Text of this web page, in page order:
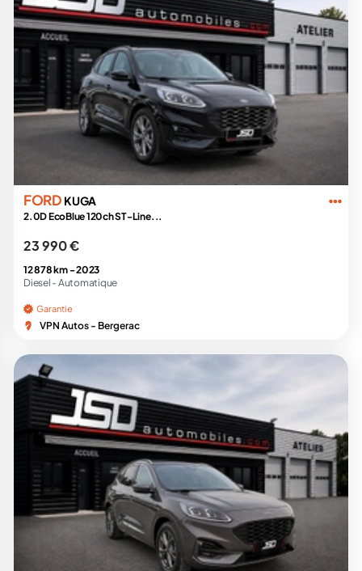
FORD KUGA
2.0D EcoBlue 120ch ST-Line...
23 990 €
12 878 km -2023
Diesel - Automatique
Garantie
VPN Autos - Bergerac